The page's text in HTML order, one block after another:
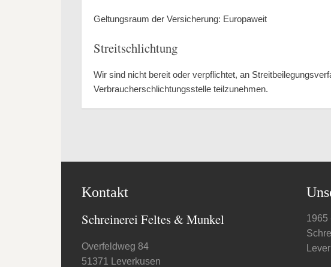
Geltungsraum der Versicherung: Europaweit
Streitschlichtung
Wir sind nicht bereit oder verpflichtet, an
Verbraucherschlichtungsstelle teilzunehmen.
Kontakt
Schreinerei Feltes & Munkel
Overfeldweg 84
51371 Leverkusen
1965